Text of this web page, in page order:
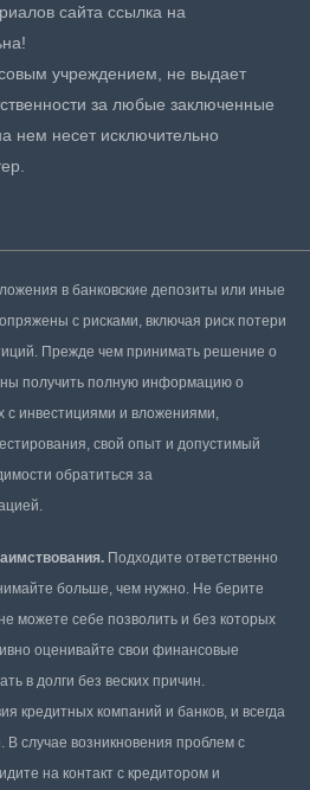
сайта ссылка на
учреждением, не выдает
за любые заключенные
нем несет исключительно
в банковские депозиты или иные
с рисками, включая риск потери
Прежде чем принимать решение о
получить полную информацию о
с инвестициями и вложениями,
свой опыт и допустимый
обратиться за
Подходите ответственно
больше, чем нужно. Не берите
можете себе позволить и без которых
оценивайте свои финансовые
в долги без веских причин.
кредитных компаний и банков, и всегда
случае возникновения проблем с
на контакт с кредитором и